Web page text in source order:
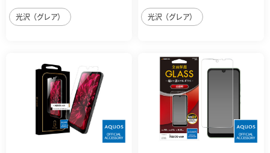
光沢（グレア） 光沢（グレア）